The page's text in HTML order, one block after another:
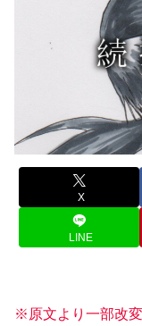
X
LINE
※原文より一部改変